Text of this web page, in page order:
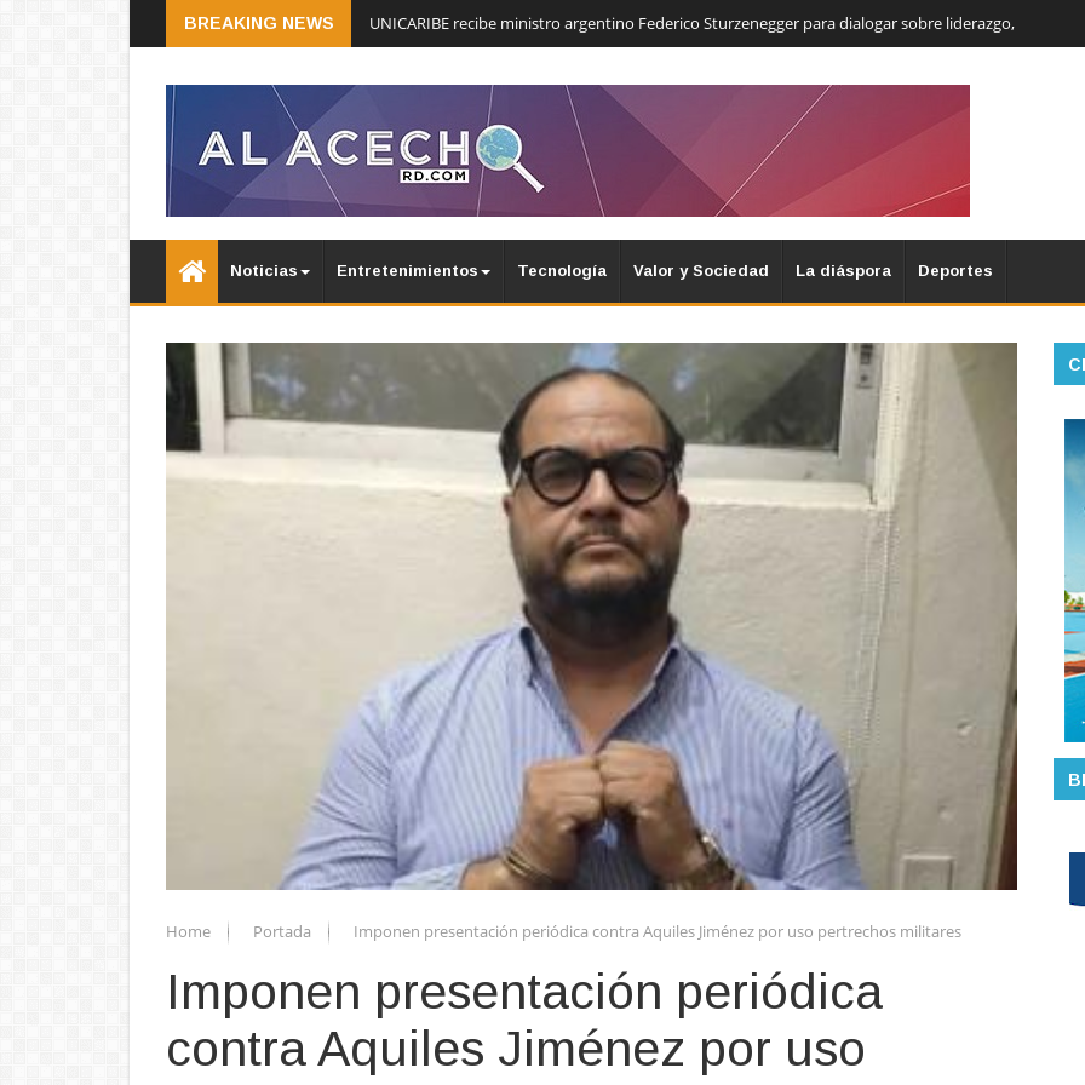
BREAKING NEWS UNICARIBE recibe ministro argentino Federico Sturzenegger para dialogar sobre liderazgo,
Noticias Entretenimientos Tecnología Valor y Sociedad La diáspora Deportes
Home Portada Imponen presentación periódica contra Aquiles Jiménez por uso pertrechos militares
Imponen presentación periódica
contra Aquiles Jiménez por uso